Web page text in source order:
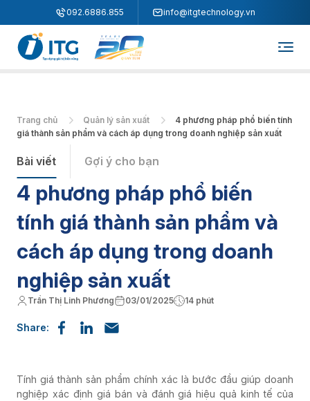
092.6886.855 info@itgtechnology.vn
Trang chủ Quản lý sản xuất
4 phương pháp phổ biến tính
giá thành sản phẩm và cách áp dụng trong doanh nghiệp sản xuất
Bài viết Gợi ý cho bạn
4 phương pháp phổ biến
tính giá thành sản phẩm và
cách áp dụng trong doanh
nghiệp sản xuất
Trần Thị Linh Phương 03/01/2025 14 phút
Share:
Tính giá thành sản phẩm chính xác là bước đầu giúp doanh
nghiệp xác định giá bán và đánh giá hiệu quả kinh tế của